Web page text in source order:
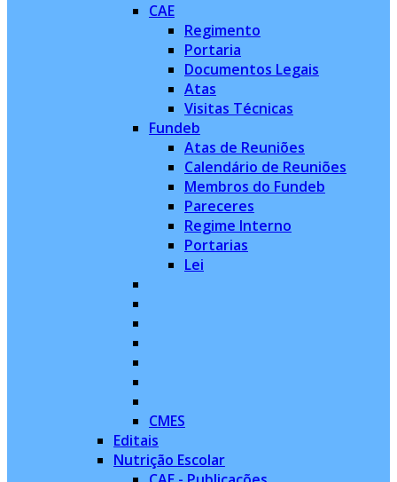
CAE
Regimento
Portaria
Documentos Legais
Atas
Visitas Técnicas
Fundeb
Atas de Reuniões
Calendário de Reuniões
Membros do Fundeb
Pareceres
Regime Interno
Portarias
Lei
CMES
Editais
Nutrição Escolar